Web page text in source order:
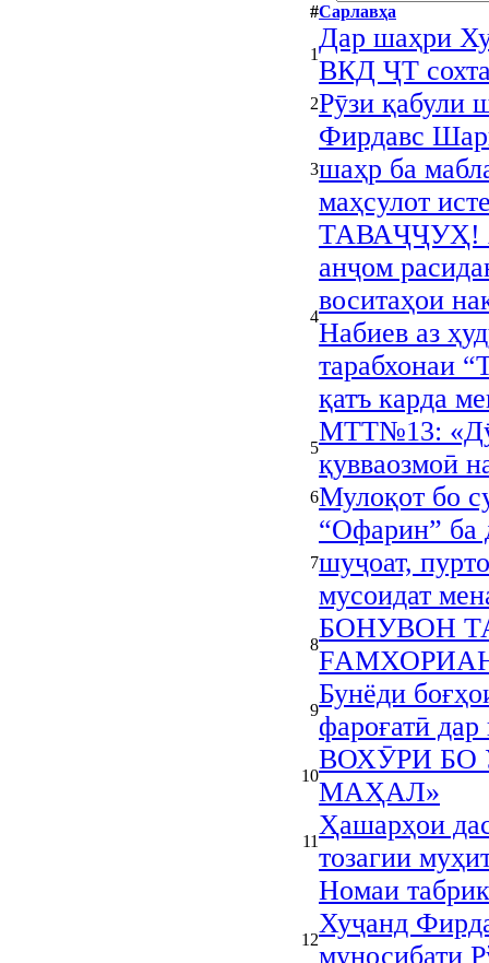
#Сарлавҳа
1
Дар шаҳри
ВКД ҶТ
2Рӯзи қабули
3
Фирдавс
шаҳр ба
маҳсулот
4
ТАВАҶҶУҲ!
анҷом
воситаҳои
Набиев аз
тарабхонаи
қатъ карда
5
МТТ№13:
қувваозмоӣ
6Мулоқот бо
7
“Офарин” ба
шуҷоат,
мусоидат
8
БОНУВОН
9
Бунёди
фароғатӣ
10
ВОХӮРИ БО
МАҲАЛ»
11
Ҳашарҳои
тозагии
12
Номаи
Хуҷанд
муносибати